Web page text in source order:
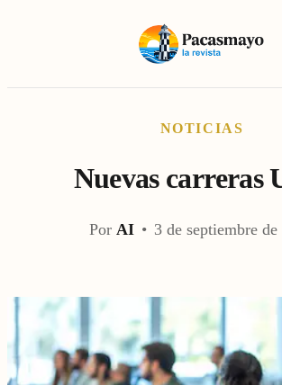
NOTICIAS
Nuevas carreras
Por AI • 3 de septiembre de